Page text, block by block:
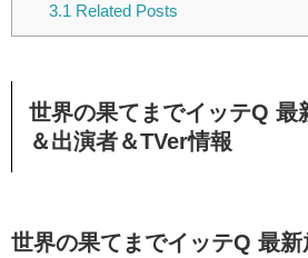
3.1Related Posts
世界の果てまでイッテQ 最
＆出演者＆TVer情報
世界の果てまでイッテQ 最